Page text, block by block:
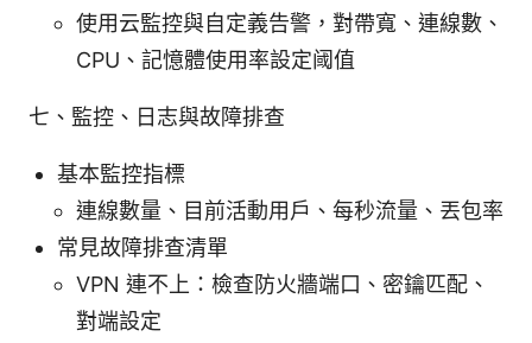
使用云監控與自定義告警，對帶寬、連線數、
CPU、記憶體使用率設定阈值
七、監控、日志與故障排查
基本監控指標
連線數量、目前活動用戶、每秒流量、丟包率
常見故障排查清單
VPN 連不上：檢查防火牆端口、密鑰匹配、
對端設定